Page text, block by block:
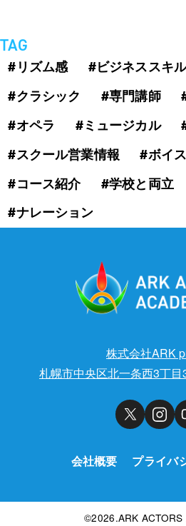
TAG
#リズム感 #ビジネススキ
#クラシック
#専門講師
#オペラ
#ミュージカル
#スクール営業情報
#ボイ
#コース紹介
#学校と両立
#ナレーション
株式会社ARK
札幌市中央区北一条西3丁
会社概要 プライバ
©2026.ARK ACTORS